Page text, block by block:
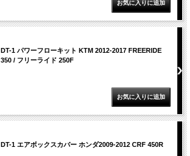
DT-1 パワーフローキット KTM 2012-2017 FREERIDE
350 / フリーライド 250F
DT-1 エアボックスカバー ホンダ2009-2012 CRF 450R